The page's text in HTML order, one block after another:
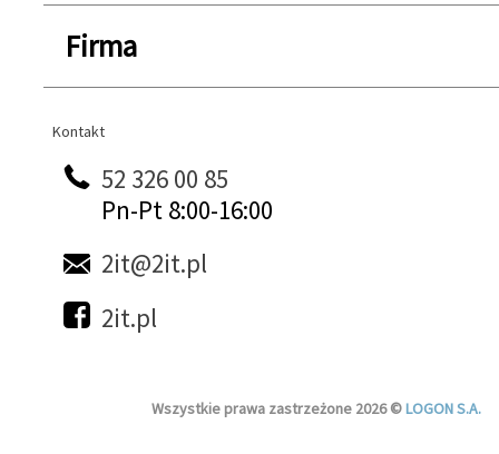
Firma
Kontakt
Kontakt
52 326 00 85
Pn-Pt 8:00-16:00
2it@2it.pl
2it.pl
Wszystkie prawa zastrzeżone 2026 ©LOGON S.A.